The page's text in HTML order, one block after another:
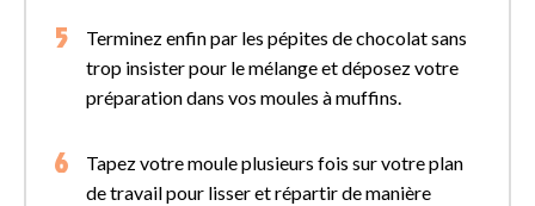
Terminez enfin par les pépites de chocolat sans
trop insister pour le mélange et déposez votre
préparation dans vos moules à muffins.
Tapez votre moule plusieurs fois sur votre plan
de travail pour lisser et répartir de manière